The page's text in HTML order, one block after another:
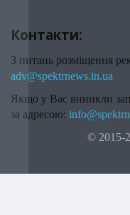
Контакти:
З питань розміщення
adv@spektrnews.in.ua
Якщо у Вас виникли
за адресою:
© 2015-